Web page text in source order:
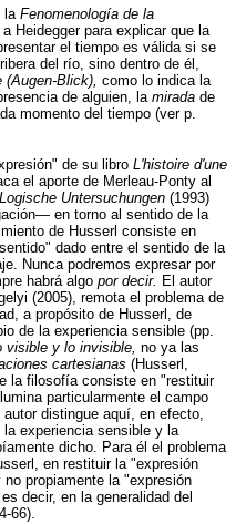
la Fenomenología de la
Heidegger para explicar que la
el tiempo es válida si se
del río, sino dentro de él,
(Augen-Blick), como lo indica la
de alguien, la mirada de
momento del tiempo (ver p.
de su libro L'histoire d'une
el aporte de Merleau-Ponty al
Logische Untersuchungen (1993)
en torno al sentido de la
de Husserl consiste en
dado entre el sentido de la
Nunca podremos expresar por
habrá algo por decir. El autor
(2005), remota el problema de
a propósito de Husserl, de
de la experiencia sensible (pp.
visible y lo invisible, no ya las
cartesianas (Husserl,
la filosofía consiste en "restituir
particularmente el campo
distingue aquí, en efecto,
experiencia sensible y la
dicho. Para él el problema
en restituir la "expresión
propiamente la "expresión
decir, en la generalidad del
66).